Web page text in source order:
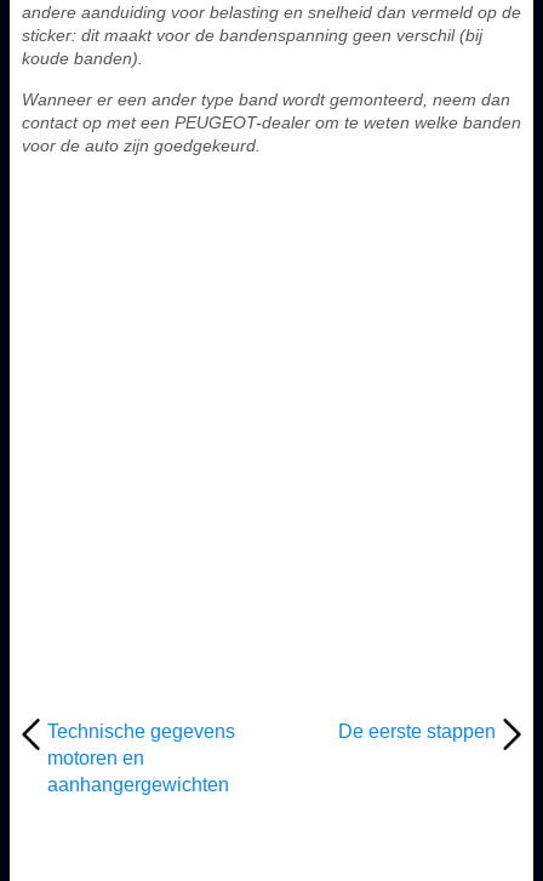
andere aanduiding voor belasting en snelheid dan vermeld op de
sticker: dit maakt voor de bandenspanning geen verschil (bij
koude banden).
Wanneer er een ander type band wordt gemonteerd, neem dan
contact op met een PEUGEOT-dealer om te weten welke banden
voor de auto zijn goedgekeurd.
Technische gegevens
motoren en
aanhangergewichten
De eerste stappen